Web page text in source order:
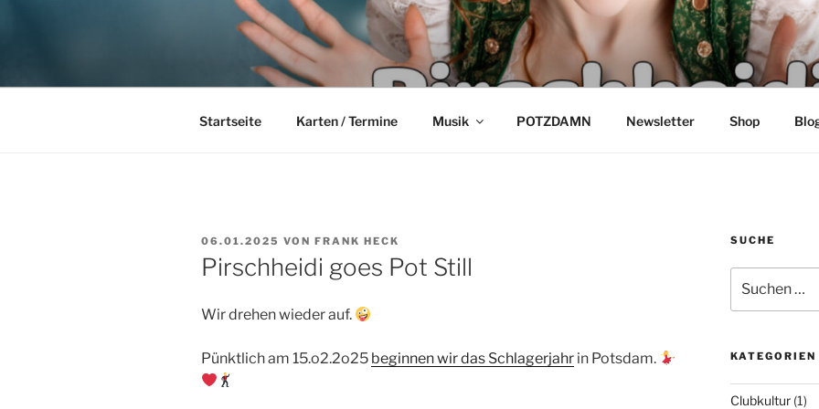
PIRSCHHEIDI – SCHLAGER AUS
DIE FRANK HECK & TORSTEN
Wir leben den Schlager
Startseite Karten / Termine Musik POTZDAMN Newsletter Shop
VERÖFFENTLICHT
AM
06.01.2025 VON FRANK HECK
Pirschheidi goes Pot Still
Wir drehen wieder auf.
Pünktlich am 15.o2.2o25 beginnen wir das Schlagerjahr in Potsdam.
SUCHE
nach:
KATEGORIEN
Clubkultur(1)